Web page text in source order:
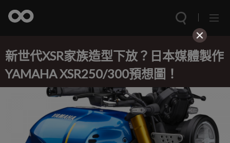
新世代XSR家族造型下放？日本媒體製作
YAMAHA XSR250/300預想圖！